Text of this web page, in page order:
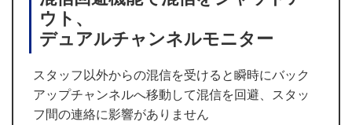
ウト、
デュアルチャンネルモニター
スタッフ以外からの混信を受けると瞬時にバック
アップチャンネルへ移動して混信を回避、スタッ
フ間の連絡に影響がありません